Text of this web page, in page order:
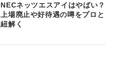
NECネッツエスアイはやばい？
上場廃止や好待遇の噂をプロと
紐解く